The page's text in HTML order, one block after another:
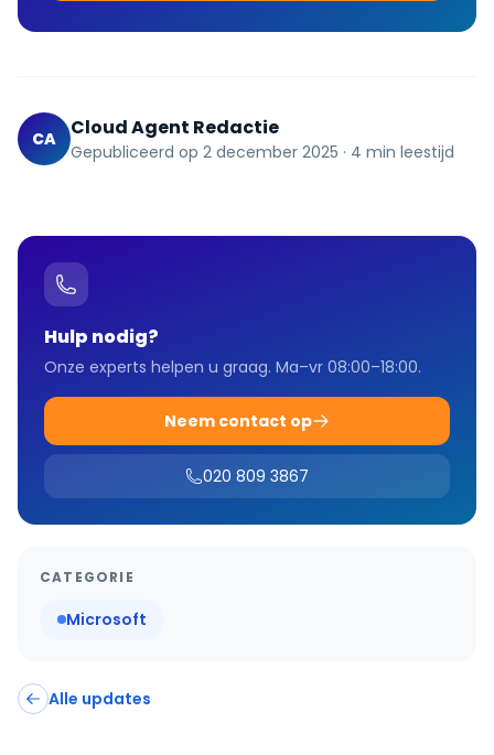
CA Cloud Agent Redactie
Gepubliceerd op 2 december 2025 · 4 min leestijd
Hulp nodig?
Onze experts helpen u graag. Ma–vr 08:00–18:00.
Neem contact op
020 809 3867
CATEGORIE
Microsoft
Alle updates